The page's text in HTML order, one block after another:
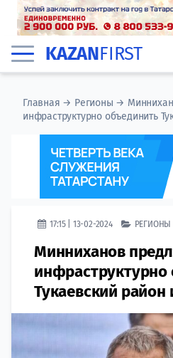
KAZANFIRST
Главная → Регионы →
инфраструктурно объединить
17:15 | 13-02-2024 РЕГИОНЫ
Минниханов
инфраструктурно
Тукаевский район